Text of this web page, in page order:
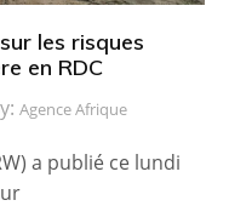
les risques
en RDC
Agence Afrique
a publié ce lundi